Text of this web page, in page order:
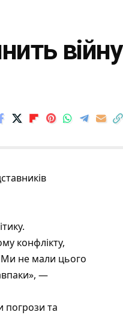
війну
конфлікту,
Ми не мали цього
—
погрози та